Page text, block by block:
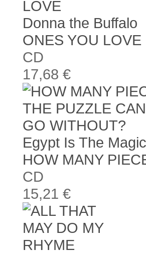
Donna the Buffalo
ONES YOU LOVE
CD
17,68 €
Egypt Is The
HOW MANY
CD
15,21 €